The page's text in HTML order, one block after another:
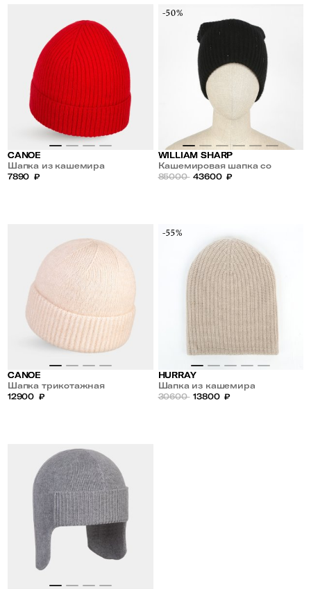
CANOE
Шапка из кашемира
7890 ₽
-50%
WILLIAM SHARP
Кашемировая шапка со
стразами Swarovski
85000 43600 ₽
CANOE
Шапка трикотажная
12900 ₽
-55%
HURRAY
Шапка из кашемира
30600 13800 ₽